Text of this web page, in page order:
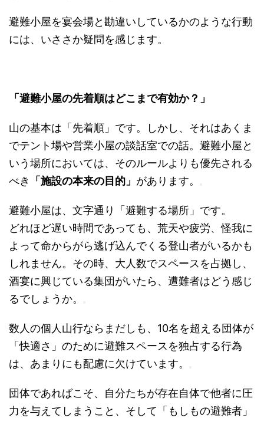
避難小屋を宴会場と勘違いしているかのような行動
には、いささか疑問を感じます。
「避難小屋の先着順はどこまで有効か？」
山の基本は「先着順」です。しかし、それはあくま
でテント場や営業小屋の談話室での話。避難小屋と
いう場所においては、そのルールよりも優先される
べき
「施設の本来の目的」 があります。
避難小屋は、文字通り「避難する場所」です。
どれほど遅い時間であっても、荒天や疲労、怪我に
よって命からがら逃げ込んでくる登山者がいるかも
しれません。その時、大人数でスペースを占拠し、
酒宴に興じている集団がいたら、遭難者はどう感じ
るでしょうか。
数人の個人山行ならまだしも、10名を超える団体が
「快適さ」のために避難スペースを独占する行為
は、あまりにも配慮に欠けています。
団体であればこそ、自分たちが存在自体で他者に圧
力を与えてしまうこと、そして「もしもの避難者」